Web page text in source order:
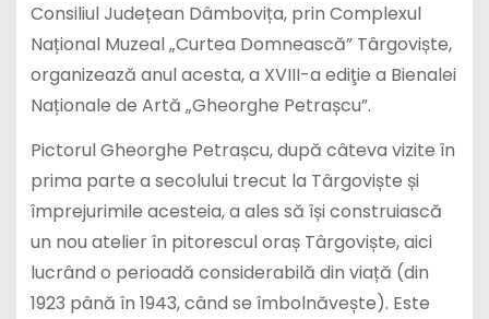
Consiliul Județean Dâmbovița, prin Complexul
Național Muzeal „Curtea Domnească” Târgoviște,
organizează anul acesta, a XVIII-a ediţie a Bienalei
Naționale de Artă „Gheorghe Petrașcu”.
Pictorul Gheorghe Petrașcu, după câteva vizite în
prima parte a secolului trecut la Târgoviște și
împrejurimile acesteia, a ales să își construiască
un nou atelier în pitorescul oraș Târgoviște, aici
lucrând o perioadă considerabilă din viață (din
1923 până în 1943, când se îmbolnăvește). Este